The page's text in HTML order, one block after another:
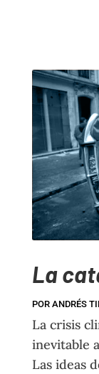
La
POR ANDRÉS
La crisis
inevitable
Las ideas